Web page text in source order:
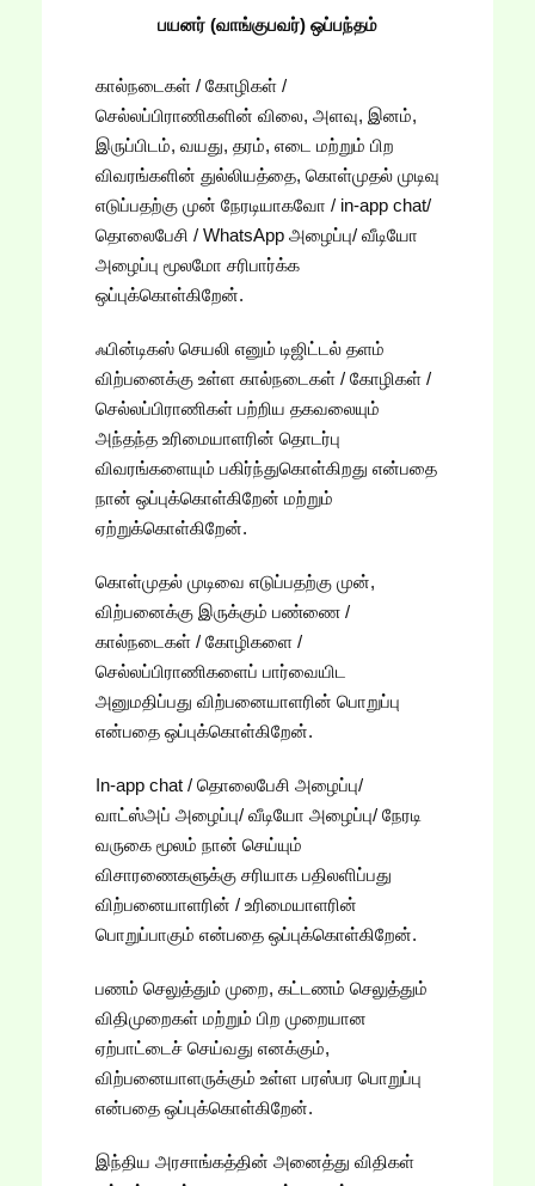
பயனர் (வாங்குபவர்) ஒப்பந்தம்
கால்நடைகள் / கோழிகள் /
செல்லப்பிராணிகளின் விலை, அளவு, இனம்,
இருப்பிடம், வயது, தரம், எடை மற்றும் பிற
விவரங்களின் துல்லியத்தை, கொள்முதல் முடிவு
எடுப்பதற்கு முன் நேரடியாகவோ / in-app chat/
தொலைபேசி / WhatsApp அழைப்பு/ வீடியோ
அழைப்பு மூலமோ சரிபார்க்க
ஒப்புக்கொள்கிறேன்.
ஃபின்டிகஸ் செயலி எனும் டிஜிட்டல் தளம்
விற்பனைக்கு உள்ள கால்நடைகள் / கோழிகள் /
செல்லப்பிராணிகள் பற்றிய தகவலையும்
அந்தந்த உரிமையாளரின் தொடர்பு
விவரங்களையும் பகிர்ந்துகொள்கிறது என்பதை
நான் ஒப்புக்கொள்கிறேன் மற்றும்
ஏற்றுக்கொள்கிறேன்.
கொள்முதல் முடிவை எடுப்பதற்கு முன்,
விற்பனைக்கு இருக்கும் பண்ணை /
கால்நடைகள் / கோழிகளை /
செல்லப்பிராணிகளைப் பார்வையிட
அனுமதிப்பது விற்பனையாளரின் பொறுப்பு
என்பதை ஒப்புக்கொள்கிறேன்.
In-app chat / தொலைபேசி அழைப்பு/
வாட்ஸ்அப் அழைப்பு/ வீடியோ அழைப்பு/ நேரடி
வருகை மூலம் நான் செய்யும்
விசாரணைகளுக்கு சரியாக பதிலளிப்பது
விற்பனையாளரின் / உரிமையாளரின்
பொறுப்பாகும் என்பதை ஒப்புக்கொள்கிறேன்.
பணம் செலுத்தும் முறை, கட்டணம் செலுத்தும்
விதிமுறைகள் மற்றும் பிற முறையான
ஏற்பாட்டைச் செய்வது எனக்கும்,
விற்பனையாளருக்கும் உள்ள பரஸ்பர பொறுப்பு
என்பதை ஒப்புக்கொள்கிறேன்.
இந்திய அரசாங்கத்தின் அனைத்து விதிகள்